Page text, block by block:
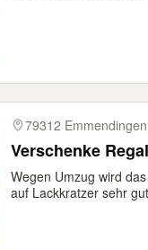
79312 Emmendingen
Verschenke
Wegen Umzug wird
auf Lackkratzer sehr